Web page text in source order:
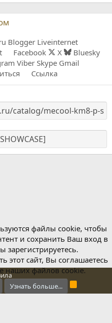
Blogger Liveinternet
Facebook X
Bluesky
Viber Skype Gmail
Ссылка
Справка Главная
R
файлы cookie, чтобы
и сохранить Ваш вход в
зарегистрируетесь.
этот сайт, Вы соглашаетесь
наших файлов cookie.
Узнать больше...